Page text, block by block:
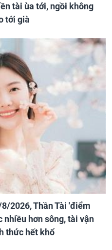
tài ùa tới, ngồi không
tới già
2026, Thần Tài 'điểm
nhiều hơn sông, tài vận
thức hết khổ